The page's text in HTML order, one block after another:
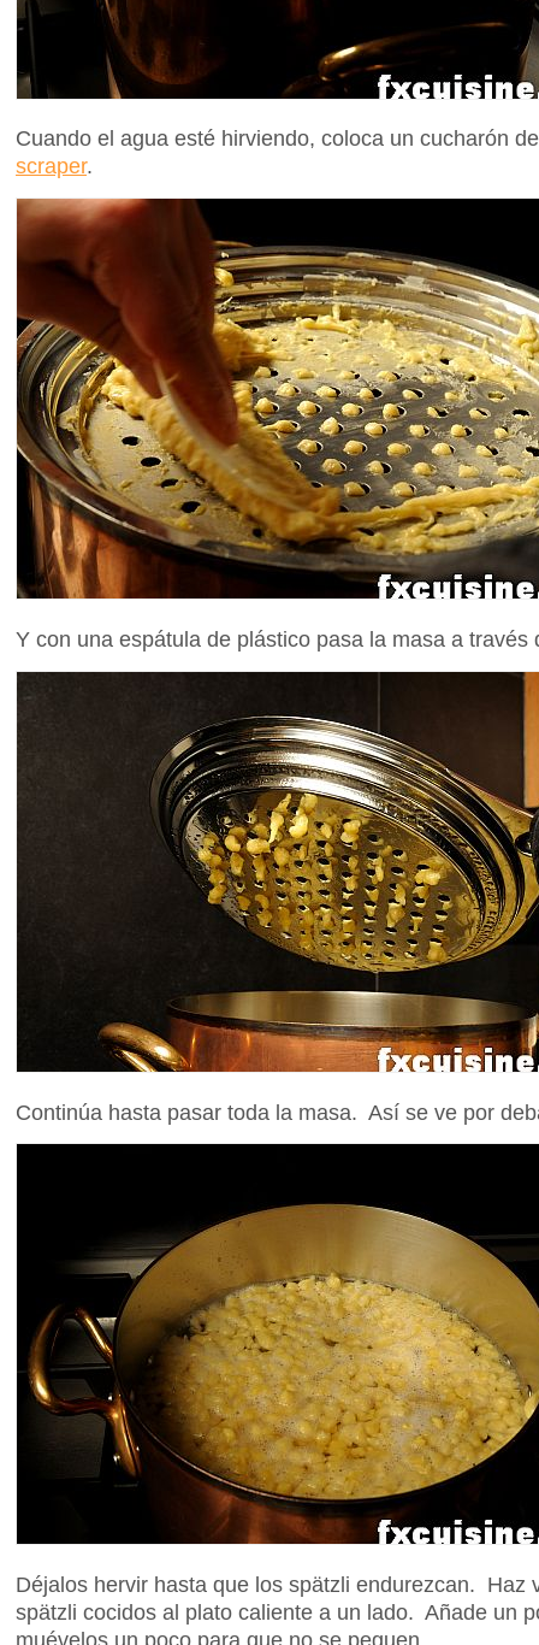
Cuando el agua esté hirviendo, coloca un cucharón
scraper.
Y con una espátula de plástico pasa la masa a través
Continúa hasta pasar toda la masa. Así se ve por
Déjalos hervir hasta que los spätzli endurezcan. Haz
spätzli cocidos al plato caliente a un lado. Añade un
muévelos un poco para que no se peguen.